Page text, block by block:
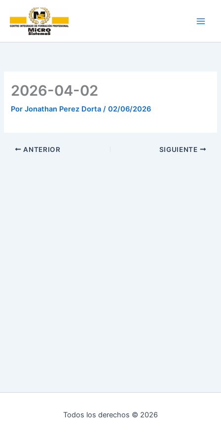
contenido
2026-04-02
PorJonathan Perez Dorta/02/06/2026
ANTERIOR SIGUIENTE
Todos los derechos © 2026